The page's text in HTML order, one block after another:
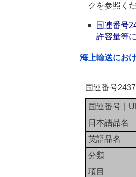
クを参照く
国連番号
許容量等
海上輸送にお
国連番号
国連番号｜
日本語品名
英語品名
分類
項目